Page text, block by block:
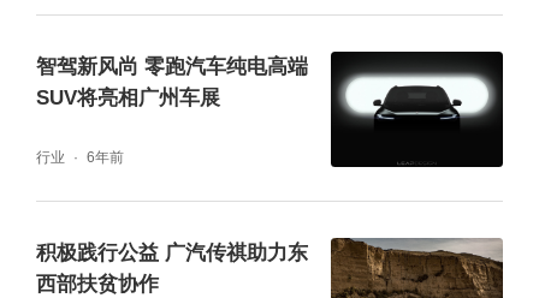
级供应商，承袭DELCO和德尔福逾百年历史
和积淀。公司在中国、欧洲、北美核心汽车产
区设有1家全球研发创新中心、7家技术研发中
心、1家软件中心、9座生产基地和2处试车
场。
京西智行专注于悬架系统和制动系统两大主要
智驾新风尚 零跑汽车纯电高端
SUV将亮相广州车展
行业 6年前
积极践行公益 广汽传祺助力东
西部扶贫协作